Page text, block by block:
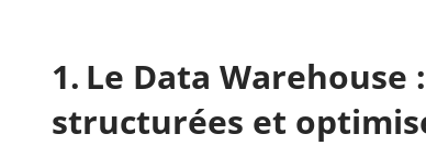
Le Data
structurées et